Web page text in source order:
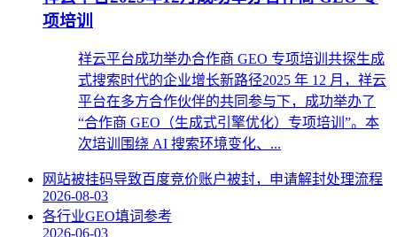
项培训
祥云平台成功举办合作商 GEO 专项培训共探生成
式搜索时代的企业增长新路径2025 年 12 月，祥云
平台在多方合作伙伴的共同参与下，成功举办了
“合作商 GEO（生成式引擎优化）专项培训”。本
次培训围绕 AI 搜索环境变化、...
网站被挂码导致百度竞价账户被封，申请解封处理流程
2026-08-03
各行业GEO填词参考
2026-06-03